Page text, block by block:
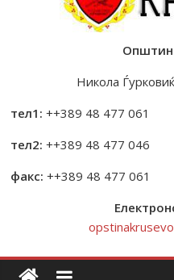
Никола
тел1: ++389 48 477 061
тел2: ++389 48 477 046
факс: ++389 48 477 061